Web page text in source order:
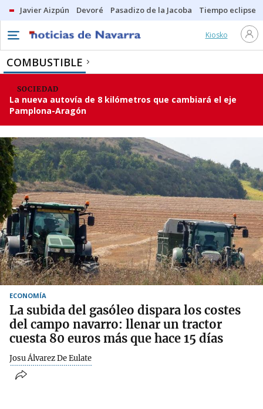
Javier Aizpún Devoré Pasadizo de la Jacoba Tiempo eclipse
Kiosko
COMBUSTIBLE
SOCIEDAD
La nueva autovía de 8 kilómetros que cambiará el eje
Pamplona-Aragón
ECONOMÍA
La subida del gasóleo dispara los costes
del campo navarro: llenar un tractor
cuesta 80 euros más que hace 15 días
Josu Álvarez De Eulate